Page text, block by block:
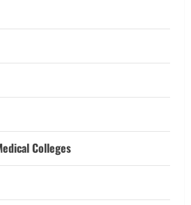
Colleges